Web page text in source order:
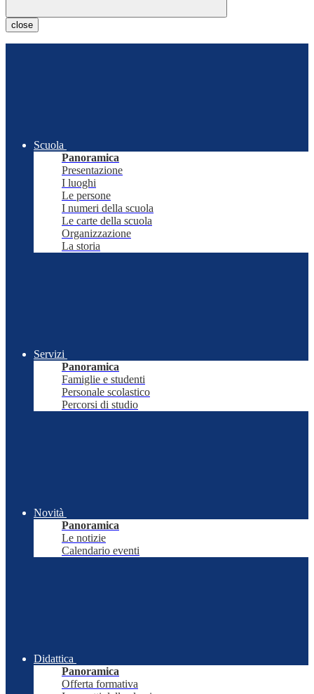
close
Scuola
Panoramica
Presentazione
I luoghi
Le persone
I numeri della scuola
Le carte della scuola
Organizzazione
La storia
Servizi
Panoramica
Famiglie e studenti
Personale scolastico
Percorsi di studio
Novità
Panoramica
Le notizie
Calendario eventi
Didattica
Panoramica
Offerta formativa